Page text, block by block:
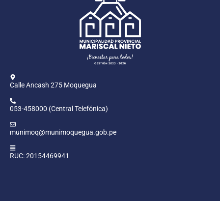
Calle Ancash 275 Moquegua
053-458000 (Central Telefónica)
munimoq@munimoquegua.gob.pe
RUC: 20154469941